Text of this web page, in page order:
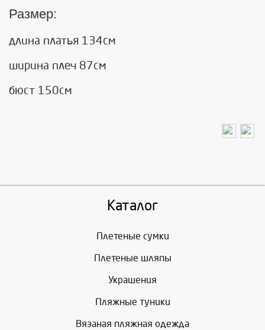
Размер:
длина платья 134см
ширина плеч 87см
бюст 150см
Каталог
Плетеные сумки
Плетеные шляпы
Украшения
Пляжные туники
Вязаная пляжная одежда